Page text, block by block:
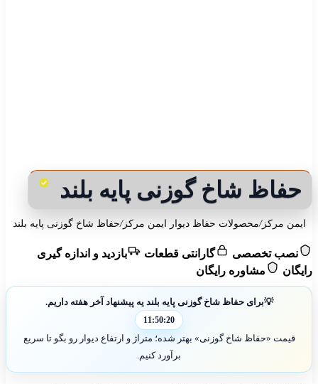
حفاظ شاخ گوزنی پایه بلند
ایمن مرکز/محصولات حفاظ دیوار ایمن مرکز/حفاظ شاخ گوزنی پایه بلند
نصب تخصصی گارانتی قطعات
بازدید و اندازه گیری
رایگان
مشاوره رایگان
11:50:19
💡برای حفاظ شاخ گوزنی پایه بلند یه پیشنهاد آخر هفته داریم.
قیمت «حفاظ شاخ گوزنی» بهتر شده؛ متراژ و ارتفاع دیوار رو بگو تا سریع
برآورد کنیم.